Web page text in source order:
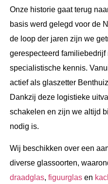
Onze historie gaat terug
basis werd gelegd voor de
de loop der jaren zijn we
gerespecteerd familiebedrijf
specialistische kennis.
actief als glaszetter
Dankzij deze logistieke
schakelen en zijn we altijd
nodig is.
Wij beschikken over een
diverse glassoorten,
draadglas, figuurglas en